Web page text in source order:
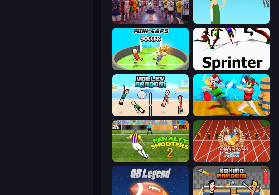
CG FC 26 Street Ball Jam
Mini-Caps: Soccer Sprinter
Volley Random Funny Ragdoll Wrestlers
Penalty Shooters 2 100 Meters Race